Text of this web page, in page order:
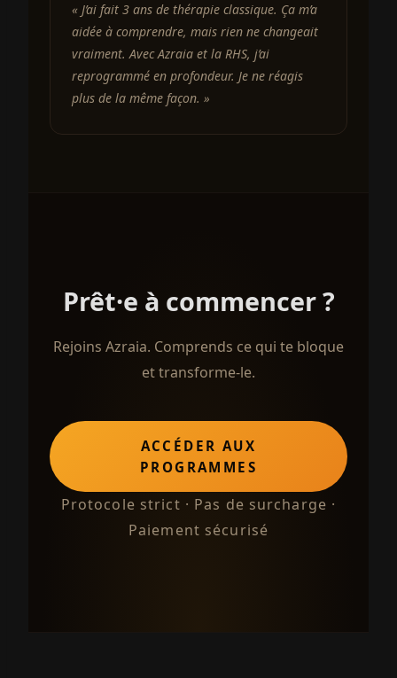
« J’ai fait 3 ans de thérapie classique. Ça m’a
aidée à comprendre, mais rien ne changeait
vraiment. Avec Azraia et la RHS, j’ai
reprogrammé en profondeur. Je ne réagis
plus de la même façon. »
Prêt·e à commencer ?
Rejoins Azraia. Comprends ce qui te bloque
et transforme-le.
ACCÉDER AUX
PROGRAMMES
Protocole strict · Pas de surcharge ·
Paiement sécurisé